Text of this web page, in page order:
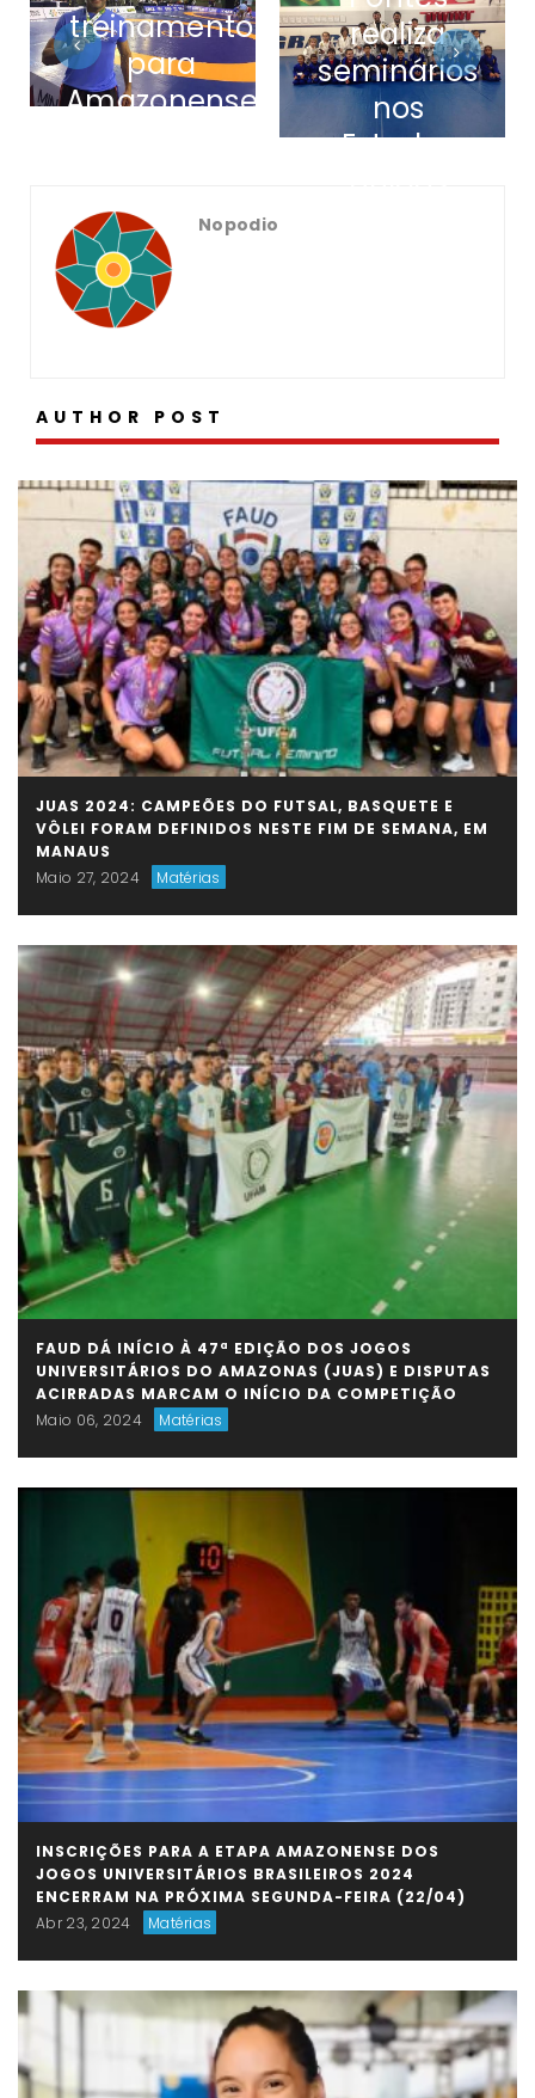
treinamento
para
Amazonense
realiza
seminários
nos
Estados
Nopodio
AUTHOR POST
JUAS 2024: CAMPEÕES DO FUTSAL, BASQUETE E
VÔLEI FORAM DEFINIDOS NESTE FIM DE SEMANA, EM
MANAUS
Maio 27, 2024
Matérias
FAUD DÁ INÍCIO À 47ª EDIÇÃO DOS JOGOS
UNIVERSITÁRIOS DO AMAZONAS (JUAS) E DISPUTAS
ACIRRADAS MARCAM O INÍCIO DA COMPETIÇÃO
Maio 06, 2024
Matérias
INSCRIÇÕES PARA A ETAPA AMAZONENSE DOS
JOGOS UNIVERSITÁRIOS BRASILEIROS 2024
ENCERRAM NA PRÓXIMA SEGUNDA-FEIRA (22/04)
Abr 23, 2024
Matérias